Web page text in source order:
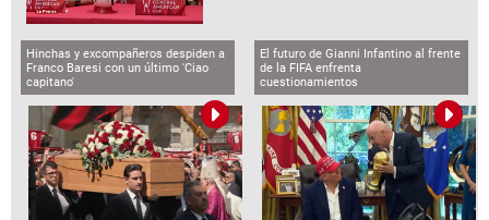
Hinchas y excompañeros despiden a
Franco Baresi con un último 'Ciao
capitano'
El futuro de Gianni Infantino al frente
de la FIFA enfrenta
cuestionamientos